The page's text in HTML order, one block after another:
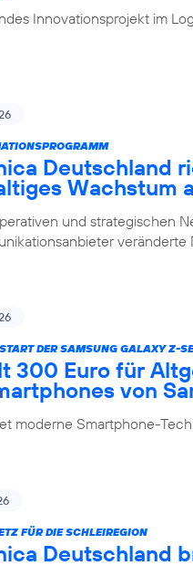
Innovationsprojekt im
Deutschland
Wachstum
und strategischen
DER SAMSUNG GALAXY Z-
300 Euro für
von
moderne Smartphone-
FÜR DIE SCHLEIREGION
Deutschland